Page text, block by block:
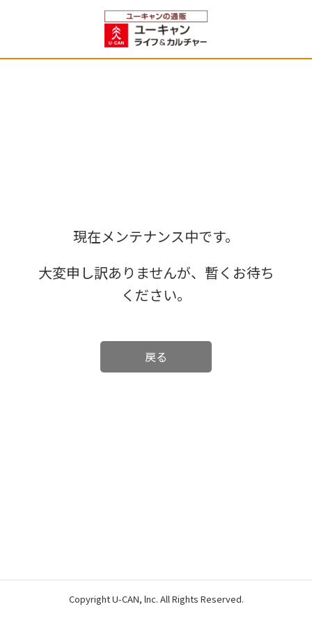
現在メンテナンス中です。
大変申し訳ありませんが、暫くお待ち
ください。
戻る
Copyright U-CAN, lnc. All Rights Reserved.